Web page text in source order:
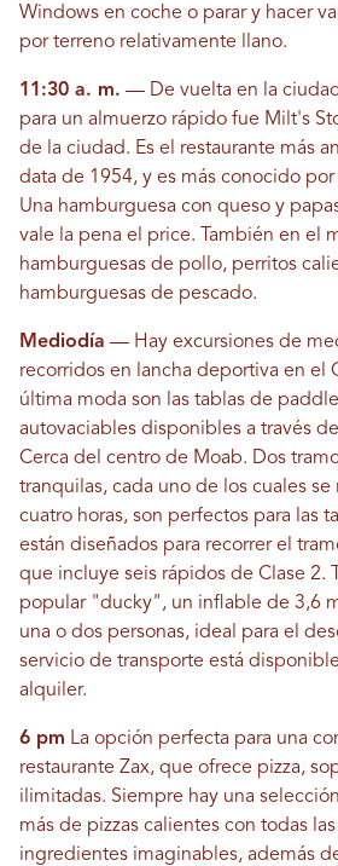
Windows en coche o parar y hacer
por terreno relativamente llano.
11:30 a. m. — De vuelta en la
para un almuerzo rápido fue Milt's
de la ciudad. Es el restaurante más
data de 1954, y es más conocido por
Una hamburguesa con queso y
vale la pena el price. También en el
hamburguesas de pollo, perritos
hamburguesas de pescado.
Mediodía — Hay excursiones de
recorridos en lancha deportiva en el
última moda son las tablas de
autovaciables disponibles a través de
Cerca del centro de Moab. Dos
tranquilas, cada uno de los cuales se
cuatro horas, son perfectos para las
están diseñados para recorrer el
que incluye seis rápidos de Clase 2.
popular "ducky", un inflable de 3,6
una o dos personas, ideal para el
servicio de transporte está
alquiler.
6 pm La opción perfecta para una
restaurante Zax, que ofrece pizza,
ilimitadas. Siempre hay una
más de pizzas calientes con todas
ingredientes imaginables, además